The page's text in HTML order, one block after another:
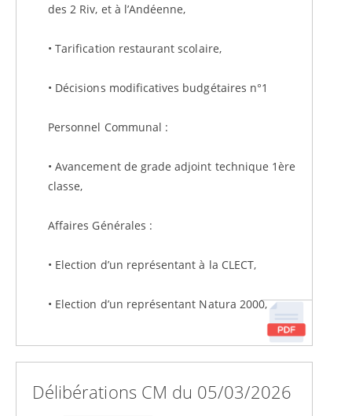
des 2 Riv, et à l’Andéenne,
• Tarification restaurant scolaire,
• Décisions modificatives budgétaires n°1
Personnel Communal :
• Avancement de grade adjoint technique 1ère
classe,
Affaires Générales :
• Election d’un représentant à la CLECT,
• Election d’un représentant Natura 2000,
Délibérations CM du 05/03/2026